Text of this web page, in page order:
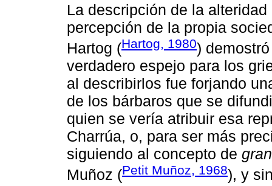
La descripción de la
percepción de la propia
Hartog (Hartog, 1980)
verdadero espejo para los
al describirlos fue forjando
de los bárbaros que se
quien se vería atribuir esa
Charrúa, o, para ser más
siguiendo al concepto de
Muñoz (Petit Muñoz, 1968), y